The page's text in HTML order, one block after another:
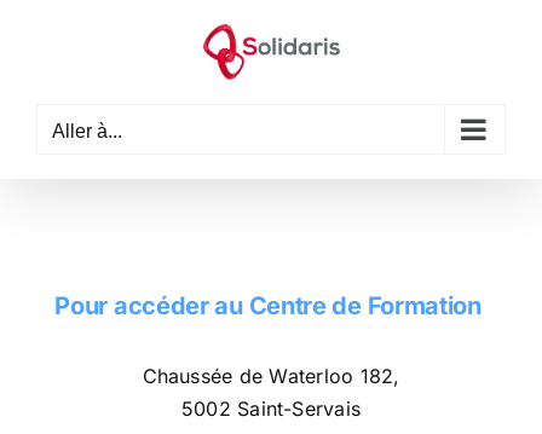
Aller à...
Pour accéder au Centre de Formation
Chaussée de Waterloo 182,
5002 Saint-Servais